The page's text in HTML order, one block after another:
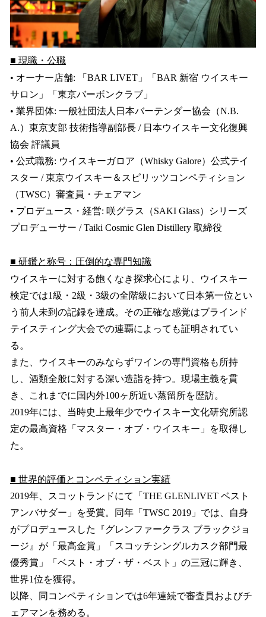
■ 現職・公職
• オーナー店舗: 「BAR LIVET」「BAR 新宿 ウイスキー
サロン」「東京バーボンクラブ」
• 業界団体: 一般社団法人日本バーテンダー協会（N.B.
A.）東京支部 技術指導副部長 / 日本ウイスキー文化復興
協会 評議員
• 公式職務: ウイスキーガロア（Whisky Galore）公式テイ
スター / 東京ウイスキー＆スピリッツコンペティション
（TWSC）審査員・チェアマン
• プロデュース・経営: 咲グラス（SAKI Glass）シリーズ
プロデューサー / Taiki Cosmic Glen Distillery 取締役
■ 研鑽と称号：圧倒的な専門知識
ウイスキーに対する飽くなき探求心により、ウイスキー
検定では1級・2級・3級の全階級において日本第一位とい
う前人未到の記録を達成。その正確な感覚はブラインド
テイスティング大会での連覇によっても証明されてい
る。
また、ウイスキーのみならずワインの専門資格も所持
し、酒類全般に対する深い造詣を持つ。現場主義を貫
き、これまでに国内外100ヶ所近い蒸留所を歴訪。
2019年には、当時史上最年少でウイスキー文化研究所認
定の最高資格「マスター・オブ・ウイスキー」を取得し
た。
■ 世界的評価とコンペティション実績
2019年、スコットランドにて「THE GLENLIVET ベスト
アンバサダー」を受賞。同年「TWSC 2019」では、自身
がプロデュースした『グレンファークラス ブラックジョ
ージ』が「最高金賞」「スコッチシングルカスク部門最
優秀賞」「ベスト・オブ・ザ・ベスト」の三冠に輝き、
世界1位を獲得。
以降、同コンペティションでは6年連続で審査員およびチ
ェアマンを務める。